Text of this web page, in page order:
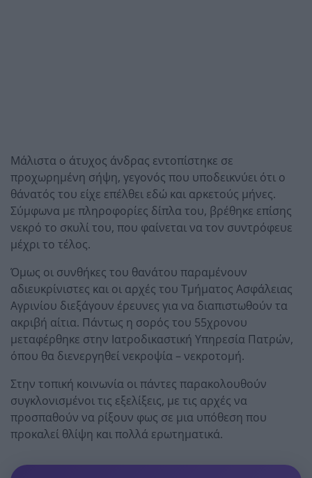
Μάλιστα ο άτυχος άνδρας εντοπίστηκε σε
προχωρημένη σήψη, γεγονός που υποδεικνύει ότι ο
θάνατός του είχε επέλθει εδώ και αρκετούς μήνες.
Σύμφωνα με πληροφορίες δίπλα του, βρέθηκε επίσης
νεκρό το σκυλί του, που φαίνεται να τον συντρόφευε
μέχρι το τέλος.
Όμως οι συνθήκες του θανάτου παραμένουν
αδιευκρίνιστες και οι αρχές του Τμήματος Ασφάλειας
Αγρινίου διεξάγουν έρευνες για να διαπιστωθούν τα
ακριβή αίτια. Πάντως η σορός του 55χρονου
μεταφέρθηκε στην Ιατροδικαστική Υπηρεσία Πατρών,
όπου θα διενεργηθεί νεκροψία – νεκροτομή.
Στην τοπική κοινωνία οι πάντες παρακολουθούν
συγκλονισμένοι τις εξελίξεις, με τις αρχές να
προσπαθούν να ρίξουν φως σε μια υπόθεση που
προκαλεί θλίψη και πολλά ερωτηματικά.